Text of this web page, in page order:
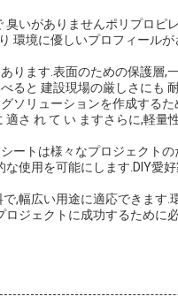
いがありませんポリプロピ
環境に優しいプロフィール
ります.表面のための保護層,
ると 建設現場の厳しさにも
ソリューションを作成する
さ れ て い ますさらに,軽量
ートは様々なプロジェクト
使用を可能にします.DIY愛
,幅広い用途に適応できます.
ジェクトに成功するために